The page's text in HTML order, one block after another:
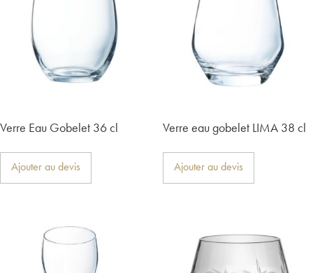
Verre Eau Gobelet 36 cl
Ajouter au devis
Verre eau gobelet LIMA 38 cl
Ajouter au devis